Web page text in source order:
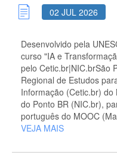
02 JUL 2026
Desenvolvido pela
curso "IA e
pelo Cetic.br|NIC.brSão
Regional de Estudos
Informação (Cetic.br)
do Ponto BR (NIC.br),
português do MOOC
VEJA MAIS